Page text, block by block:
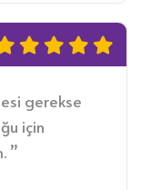
gerekse
için
”